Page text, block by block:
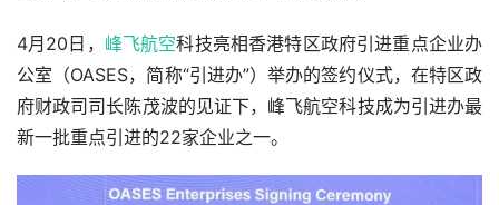
4月20日， 峰飞航空科技亮相香港特区政府引进重点企业办
公室（OASES，简称“引进办”）举办的签约仪式，在特区政
府财政司司长陈茂波的见证下，峰飞航空科技成为引进办最
新一批重点引进的22家企业之一。